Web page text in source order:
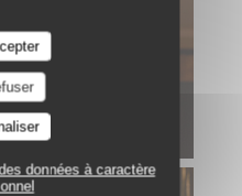
données à caractère